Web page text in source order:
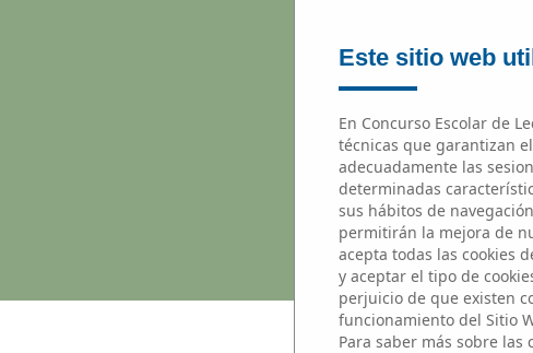
Este sitio web
En Concurso Escolar de
técnicas que garantizan
adecuadamente las
determinadas
sus hábitos de
permitirán la mejora de
acepta todas las cookies
y aceptar el tipo de
perjuicio de que existen
funcionamiento del Sitio
Para saber más sobre las